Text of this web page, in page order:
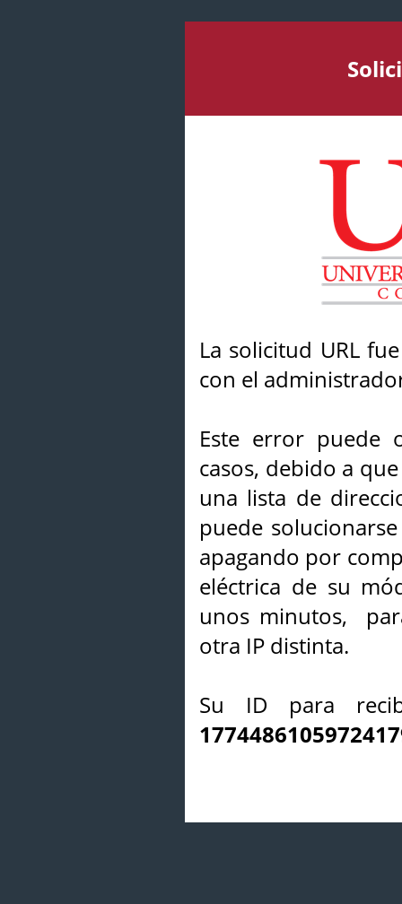
La solicitud URL
con el
Este error puede
casos, debido a
una lista de
puede
apagando por
eléctrica de su
unos minutos,
otra IP distinta.
Su ID para